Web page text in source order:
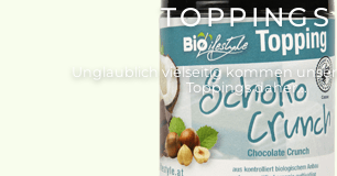
TOPPINGS
Unglaublich vielseitig kommen
Toppings daher...